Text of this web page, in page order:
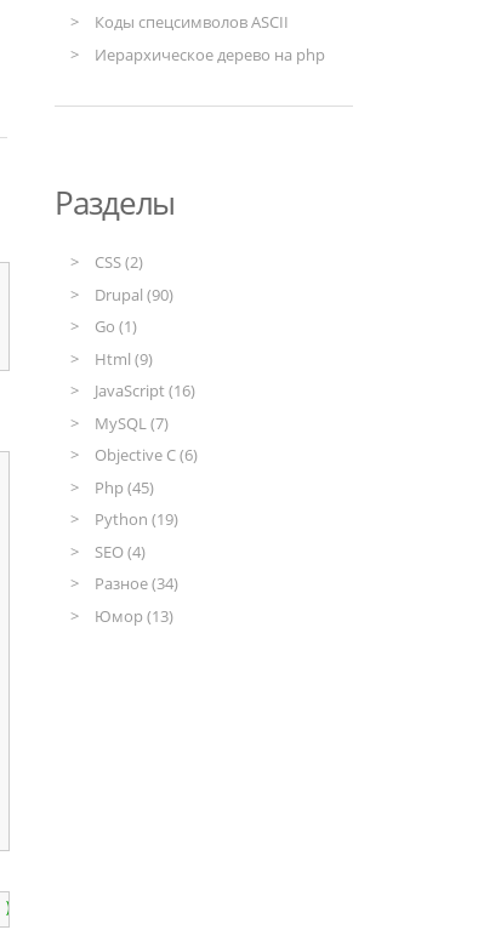
)
Коды спецсимволов ASCII
Иерархическое дерево на php
Разделы
CSS (2)
Drupal (90)
Go (1)
Html (9)
JavaScript (16)
MySQL (7)
Objective C (6)
Php (45)
Python (19)
SEO (4)
Разное (34)
Юмор (13)